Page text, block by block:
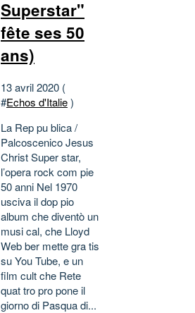
Superstar"
fête ses 50
ans)
13 avril 2020 (
#Echos d'Italie)
La Rep pu blica /
Palcoscenico Jesus
Christ Super star,
l’opera rock com pie
50 anni Nel 1970
usciva il dop pio
album che diventò un
musi cal, che Lloyd
Web ber mette gra tis
su You Tube, e un
film cult che Rete
quat tro pro pone il
giorno di Pasqua di...